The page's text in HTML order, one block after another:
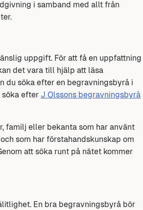
i samband med allt från
uppgift. För att få en uppfattning
det vara till hjälp att läsa
du söka efter en begravningsbyrå i
söka efter J Olssons begravningsbyrå
familj eller bekanta som har använt
som har förstahandskunskap om
att söka runt på nätet kommer
En bra begravningsbyrå bör